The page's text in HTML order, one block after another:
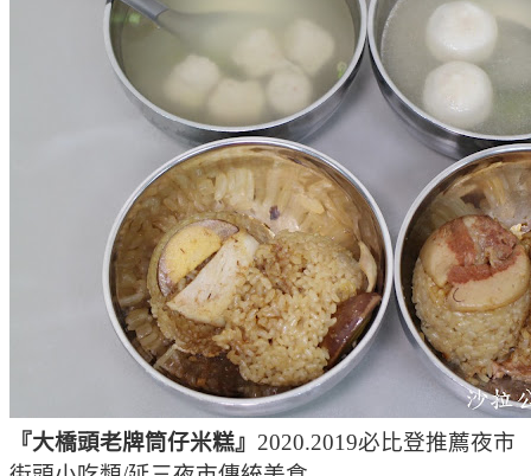
『大橋頭老牌筒仔米糕』 2020.2019必比登推薦夜市